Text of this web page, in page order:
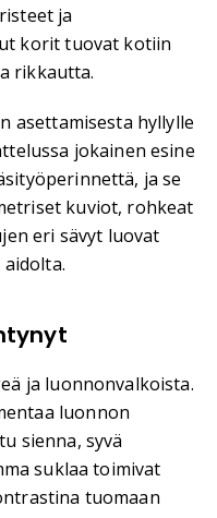
ja
korit tuovat kotiin
rikkautta.
asettamisesta hyllylle
jokainen esine
ja se
kuviot, rohkeat
eri sävyt luovat
ja luonnonvalkoista.
luonnon
sienna, syvä
suklaa toimivat
tuomaan